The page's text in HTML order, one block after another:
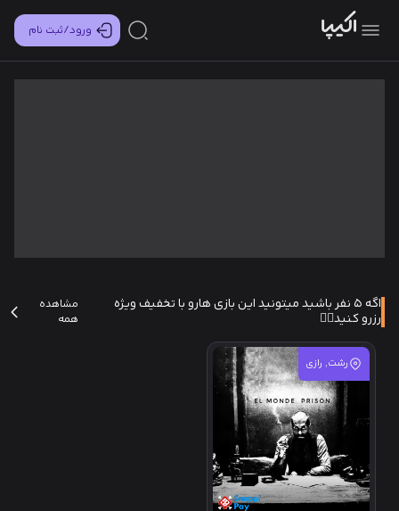
ورود/ثبت نام
اگه 5 نفر باشید میتونید این بازی هارو با تخفیف ویژه
رزرو کنید✌🏻
مشاهده
همه
رشت, رازی